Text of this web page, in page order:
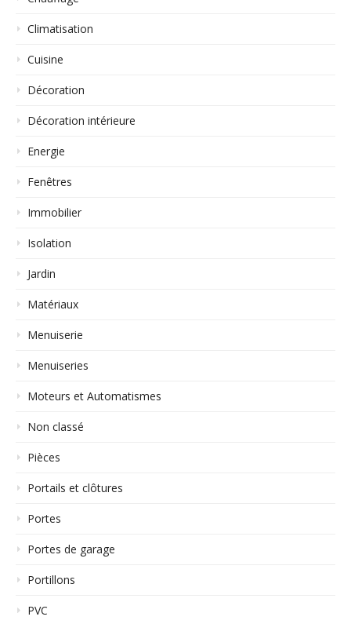
Climatisation
Cuisine
Décoration
Décoration intérieure
Energie
Fenêtres
Immobilier
Isolation
Jardin
Matériaux
Menuiserie
Menuiseries
Moteurs et Automatismes
Non classé
Pièces
Portails et clôtures
Portes
Portes de garage
Portillons
PVC